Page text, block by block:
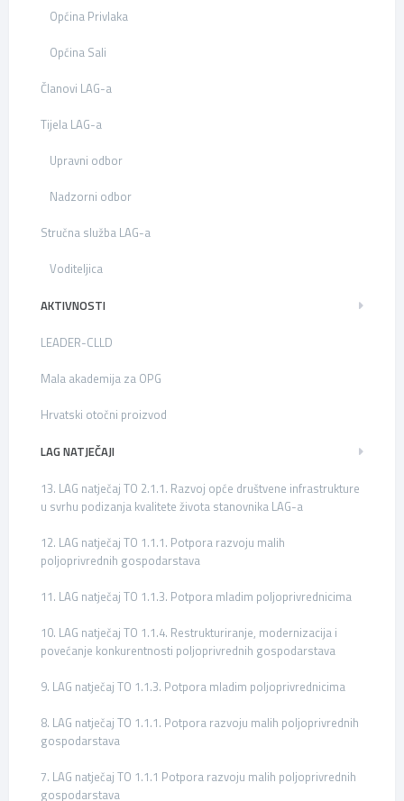
Općina Privlaka
Općina Sali
Članovi LAG-a
Tijela LAG-a
Upravni odbor
Nadzorni odbor
Stručna služba LAG-a
Voditeljica
AKTIVNOSTI
LEADER-CLLD
Mala akademija za OPG
Hrvatski otočni proizvod
LAG NATJEČAJI
13. LAG natječaj TO 2.1.1. Razvoj opće društvene infrastrukture
u svrhu podizanja kvalitete života stanovnika LAG-a
12. LAG natječaj TO 1.1.1. Potpora razvoju malih
poljoprivrednih gospodarstava
11. LAG natječaj TO 1.1.3. Potpora mladim poljoprivrednicima
10. LAG natječaj TO 1.1.4. Restrukturiranje, modernizacija i
povećanje konkurentnosti poljoprivrednih gospodarstava
9. LAG natječaj TO 1.1.3. Potpora mladim poljoprivrednicima
8. LAG natječaj TO 1.1.1. Potpora razvoju malih poljoprivrednih
gospodarstava
7. LAG natječaj TO 1.1.1 Potpora razvoju malih poljoprivrednih
gospodarstava